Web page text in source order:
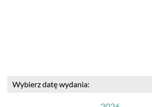
Wybierz datę wydania: